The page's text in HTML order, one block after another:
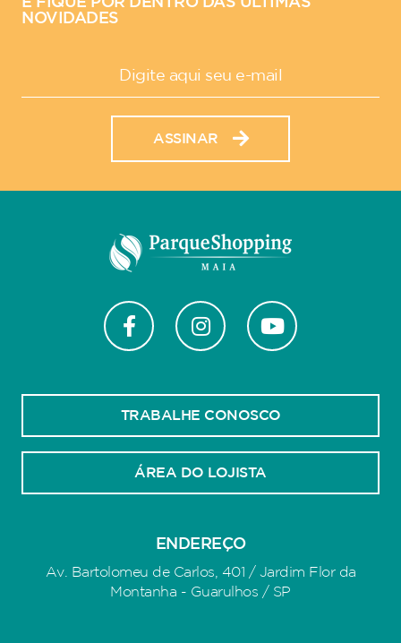
NOVIDADES
ASSINAR
TRABALHE CONOSCO
ÁREA DO LOJISTA
ENDEREÇO
Av. Bartolomeu de Carlos, 401 / Jardim Flor da
Montanha - Guarulhos / SP